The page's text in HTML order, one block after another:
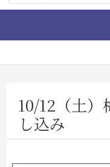
10/12（土）
し込み